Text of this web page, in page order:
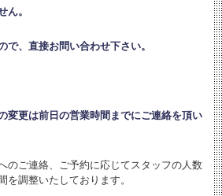
ん。
で、直接お問い合わせ下さい。
変更は前日の営業時間までにご連絡を頂い
のご連絡、ご予約に応じてスタッフの人数
を調整いたしております。